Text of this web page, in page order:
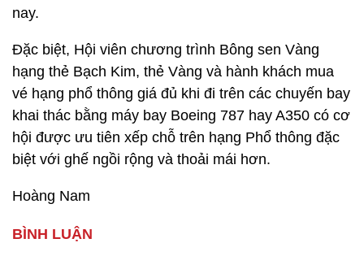
nay.
Đặc biệt, Hội viên chương trình Bông sen Vàng
hạng thẻ Bạch Kim, thẻ Vàng và hành khách mua
vé hạng phổ thông giá đủ khi đi trên các chuyến bay
khai thác bằng máy bay Boeing 787 hay A350 có cơ
hội được ưu tiên xếp chỗ trên hạng Phổ thông đặc
biệt với ghế ngồi rộng và thoải mái hơn.
Hoàng Nam